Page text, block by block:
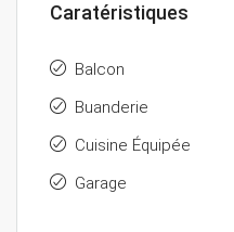
Caratéristiques
Balcon
Buanderie
Cuisine Équipée
Garage